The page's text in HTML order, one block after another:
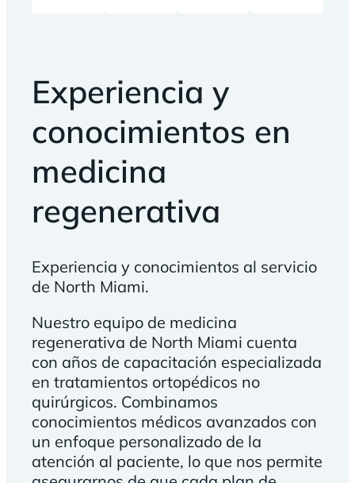
Experiencia y
conocimientos en
medicina
regenerativa
Experiencia y conocimientos al servicio
de North Miami.
Nuestro equipo de medicina
regenerativa de North Miami cuenta
con años de capacitación especializada
en tratamientos ortopédicos no
quirúrgicos. Combinamos
conocimientos médicos avanzados con
un enfoque personalizado de la
atención al paciente, lo que nos permite